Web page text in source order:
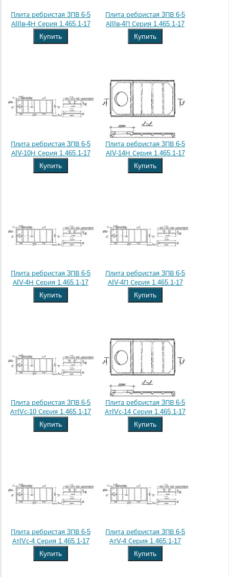
Плита ребристая 3ПВ 6-5
АIIIв-4Н Серия 1.465.1-17
Купить
Плита ребристая 3ПВ 6-5
АIIIв-4П Серия 1.465.1-17
Купить
Плита ребристая 3ПВ 6-5
АIV-10Н Серия 1.465.1-17
Купить
Плита ребристая 3ПВ 6-5
АIV-14Н Серия 1.465.1-17
Купить
Плита ребристая 3ПВ 6-5
АIV-4Н Серия 1.465.1-17
Купить
Плита ребристая 3ПВ 6-5
АIV-4П Серия 1.465.1-17
Купить
Плита ребристая 3ПВ 6-5
АтIVс-10 Серия 1.465.1-17
Купить
Плита ребристая 3ПВ 6-5
АтIVс-14 Серия 1.465.1-17
Купить
Плита ребристая 3ПВ 6-5
АтIVс-4 Серия 1.465.1-17
Купить
Плита ребристая 3ПВ 6-5
АтV-4 Серия 1.465.1-17
Купить